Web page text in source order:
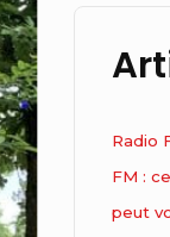
Radio
FM :
peut